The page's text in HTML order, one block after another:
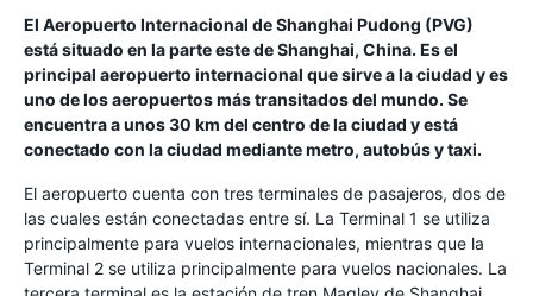
El Aeropuerto Internacional de Shanghai Pudong (PVG)
está situado en la parte este de Shanghai, China. Es el
principal aeropuerto internacional que sirve a la ciudad y es
uno de los aeropuertos más transitados del mundo. Se
encuentra a unos 30 km del centro de la ciudad y está
conectado con la ciudad mediante metro, autobús y taxi.
El aeropuerto cuenta con tres terminales de pasajeros, dos de
las cuales están conectadas entre sí. La Terminal 1 se utiliza
principalmente para vuelos internacionales, mientras que la
Terminal 2 se utiliza principalmente para vuelos nacionales. La